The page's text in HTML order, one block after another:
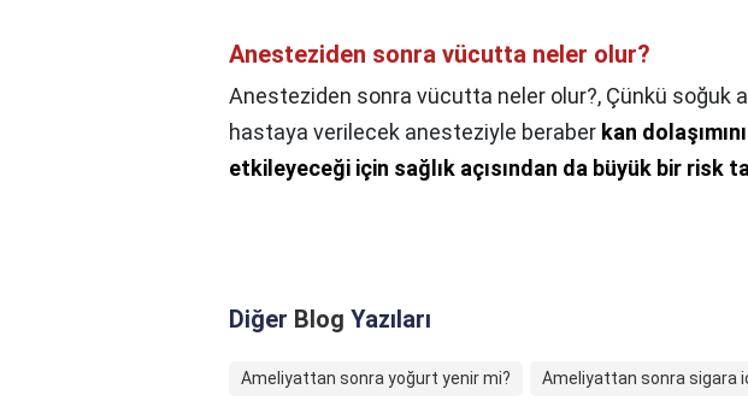
Anesteziden sonra vücutta neler olur?
Anesteziden sonra vücutta neler olur?, Çünkü soğuk
hastaya verilecek anesteziyle beraber kan
etkileyeceği için sağlık açısından da büyük bir risk
Diğer Blog Yazıları
Ameliyattan sonra yoğurt yenir mi? Ameliyattan sonra sigara